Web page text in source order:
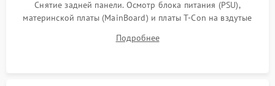
Снятие задней панели. Осмотр блока питания (PSU),
материнской платы (MainBoard) и платы T-Con на вздутые
Проверка надежности фиксации и целостности шлейфов.
Подробнее